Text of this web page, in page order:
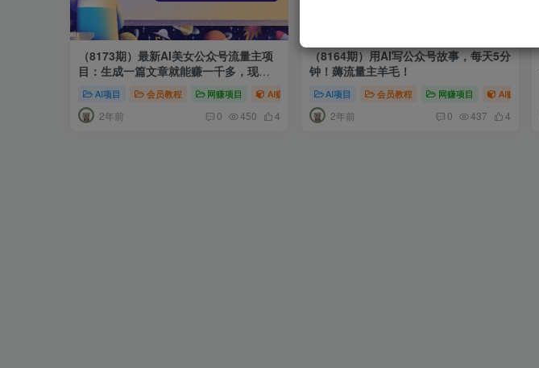
（8173期）最新AI美女公众号流量主项
目：生成一篇文章就能赚一千多，现在
教你AI项目 会员教程 网赚项目 AI赚钱法则 新媒体项目 爆粉引流项目
2年前 0 450 4
（8164期）用AI写公众号故事，每天5分
钟！薅流量主羊毛！
AI项目 会员教程 网赚项目 AI赚钱法则
2年前 0 437 4